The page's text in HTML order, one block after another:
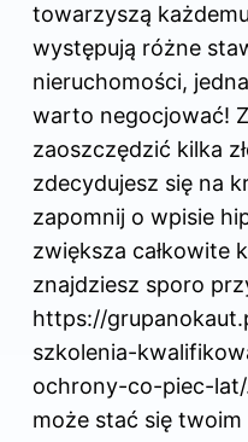
towarzyszą
występują różne
nieruchomości,
warto negocjować!
zaoszczędzić kilka
zdecydujesz się na
zapomnij o wpisie
zwiększa całkowite
znajdziesz sporo
https://
szkolenia-
ochrony-co-piec-lat/
może stać się